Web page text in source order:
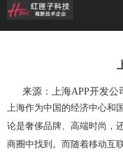
来源：上海APP开发公
上海作为中国的经济中心和
论是奢侈品牌、高端时尚，
商圈中找到。而随着移动互